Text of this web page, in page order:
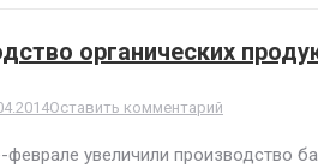
органических
Оставить комментарий
увеличили производство